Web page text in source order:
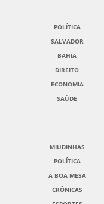
POLÍTICA
SALVADOR
BAHIA
DIREITO
ECONOMIA
SAÚDE
MIUDINHAS
POLÍTICA
A BOA MESA
CRÔNICAS